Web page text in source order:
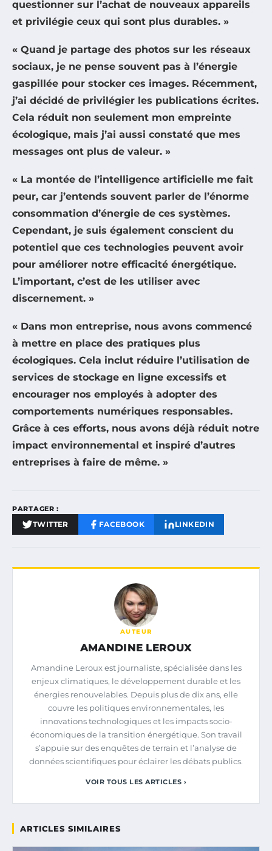
questionner sur l’achat de nouveaux appareils
et privilégie ceux qui sont plus durables. »
« Quand je partage des photos sur les réseaux
sociaux, je ne pense souvent pas à l’énergie
gaspillée pour stocker ces images. Récemment,
j’ai décidé de privilégier les publications écrites.
Cela réduit non seulement mon empreinte
écologique, mais j’ai aussi constaté que mes
messages ont plus de valeur. »
« La montée de l’intelligence artificielle me fait
peur, car j’entends souvent parler de l’énorme
consommation d’énergie de ces systèmes.
Cependant, je suis également conscient du
potentiel que ces technologies peuvent avoir
pour améliorer notre efficacité énergétique.
L’important, c’est de les utiliser avec
discernement. »
« Dans mon entreprise, nous avons commencé
à mettre en place des pratiques plus
écologiques. Cela inclut réduire l’utilisation de
services de stockage en ligne excessifs et
encourager nos employés à adopter des
comportements numériques responsables.
Grâce à ces efforts, nous avons déjà réduit notre
impact environnemental et inspiré d’autres
entreprises à faire de même. »
PARTAGER :
TWITTER FACEBOOK LINKEDIN
AUTEUR
AMANDINE LEROUX
Amandine Leroux est journaliste, spécialisée dans les
enjeux climatiques, le développement durable et les
énergies renouvelables. Depuis plus de dix ans, elle
couvre les politiques environnementales, les
innovations technologiques et les impacts socio-
économiques de la transition énergétique. Son travail
s’appuie sur des enquêtes de terrain et l’analyse de
données scientifiques pour éclairer les débats publics.
VOIR TOUS LES ARTICLES ›
ARTICLES SIMILAIRES